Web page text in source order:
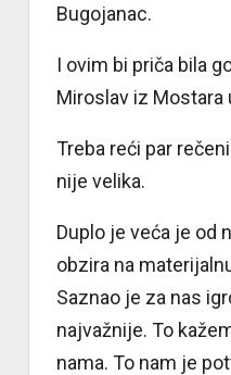
Bugojanac.
I ovim bi priča bila
Miroslav iz Mostara
Treba reći par
nije velika.
Duplo je veća je od
obzira na
Saznao je za nas
najvažnije. To
nama. To nam je